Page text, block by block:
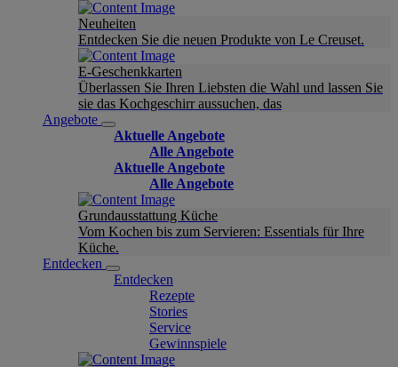
Neuheiten
Entdecken Sie die neuen Produkte von Le Creuset.
E-Geschenkkarten
Überlassen Sie Ihren Liebsten die Wahl und lassen Sie
sie das Kochgeschirr aussuchen, das
Angebote
Aktuelle Angebote
Alle Angebote
Aktuelle Angebote
Alle Angebote
Grundausstattung Küche
Vom Kochen bis zum Servieren: Essentials für Ihre
Küche.
Entdecken
Entdecken
Rezepte
Stories
Service
Gewinnspiele